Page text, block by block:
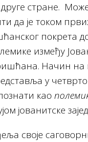
стране.
да је током
покрета
између
Начин на
у
као
јованитске
своје